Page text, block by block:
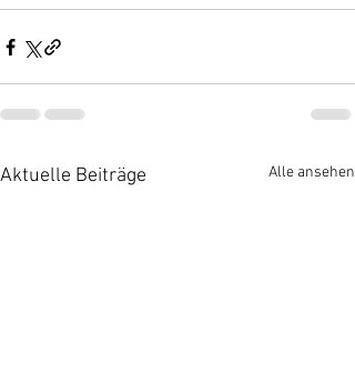
Aktuelle Beiträge Alle ansehen